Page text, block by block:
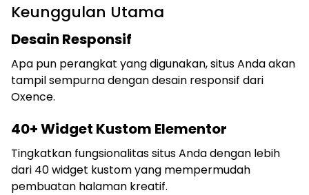
Keunggulan Utama
Desain Responsif
Apa pun perangkat yang digunakan, situs Anda akan
tampil sempurna dengan desain responsif dari
Oxence.
40+ Widget Kustom Elementor
Tingkatkan fungsionalitas situs Anda dengan lebih
dari 40 widget kustom yang mempermudah
pembuatan halaman kreatif.